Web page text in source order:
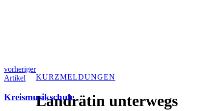
vorheriger
Artikel
Kreismusikschule
KURZMELDUNGEN
Landrätin unterwegs